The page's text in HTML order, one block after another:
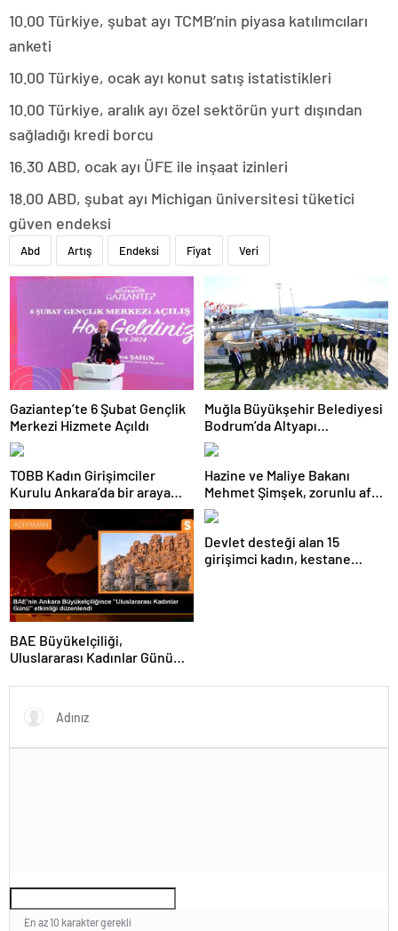
10.00 Türkiye, şubat ayı TCMB’nin piyasa katılımcıları
anketi
10.00 Türkiye, ocak ayı konut satış istatistikleri
10.00 Türkiye, aralık ayı özel sektörün yurt dışından
sağladığı kredi borcu
16.30 ABD, ocak ayı ÜFE ile inşaat izinleri
18.00 ABD, şubat ayı Michigan üniversitesi tüketici
güven endeksi
Abd Artış Endeksi Fiyat Veri
Gaziantep’te 6 Şubat Gençlik
Merkezi Hizmete Açıldı
Muğla Büyükşehir Belediyesi
Bodrum’da Altyapı
Yatırımlarını Tamamladı
TOBB Kadın Girişimciler
Kurulu Ankara’da bir araya
geldi
Hazine ve Maliye Bakanı
Mehmet Şimşek, zorunlu afet
sigortasının kapsamını
genişletmeyi düşündüklerini
açıkladı
BAE Büyükelçiliği,
Uluslararası Kadınlar Günü
Devlet desteği alan 15
girişimci kadın, kestane
En az 10 karakter gerekli